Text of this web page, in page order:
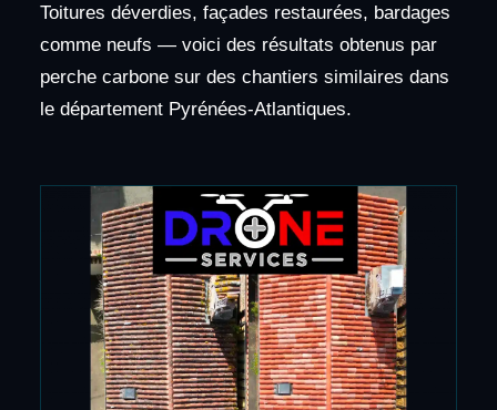
Toitures déverdies, façades restaurées, bardages
comme neufs — voici des résultats obtenus par
perche carbone sur des chantiers similaires dans
le département Pyrénées-Atlantiques.